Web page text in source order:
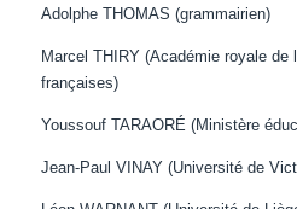
Adolphe THOMAS (grammairien)
Marcel THIRY (Académie royale de
françaises)
Youssouf TARAORÉ (Ministère
Jean-Paul VINAY (Université de